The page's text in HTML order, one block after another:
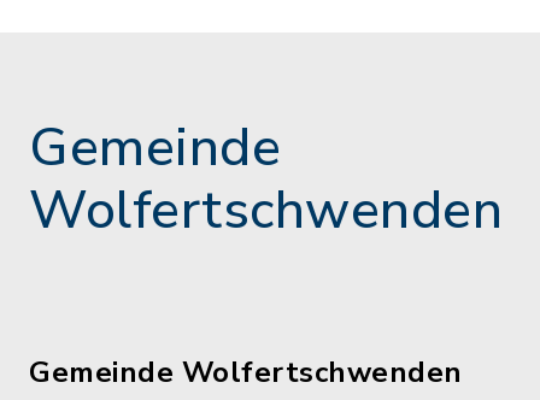
Gemeinde
Wolfertschwenden
Gemeinde Wolfertschwenden